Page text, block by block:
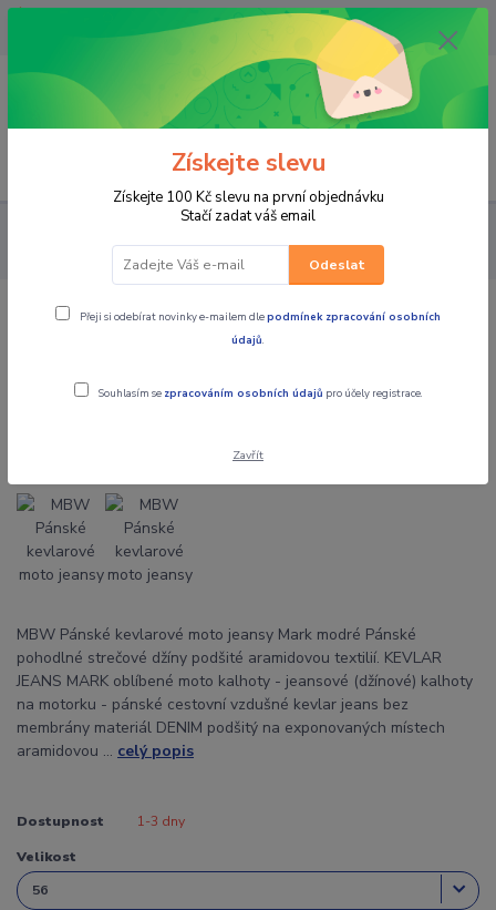
OPAVA 733537099/HLUČÍN
734541648/OLOMOUC 734593593
0,00 CZK
MBW Pánské kevlarové moto jeansy
MBW Pánské kevlarové moto jeansy Mark modré Pánské
pohodlné strečové džíny podšité aramidovou textilií. KEVLAR
JEANS MARK oblíbené moto kalhoty - jeansové (džínové) kalhoty
na motorku - pánské cestovní vzdušné kevlar jeans bez
membrány materiál DENIM podšitý na exponovaných místech
aramidovou ... celý popis
Dostupnost 1-3 dny
Velikost
Získejte slevu
Získejte 100 Kč slevu na první objednávku
Stačí zadat váš email
Odeslat
Přeji si odebírat novinky e-mailem dlepodmínek zpracování osobních
údajů.
Souhlasím se zpracováním osobních údajů pro účely registrace.
Zavřít